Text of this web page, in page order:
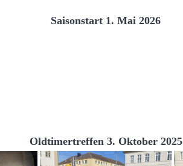
Saisonstart 1. Mai 2026
Oldtimertreffen 3. Oktober 2025